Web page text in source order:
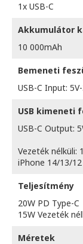
1x USB-C
Akkumulátor
10 000mAh
Bemeneti
USB-C Input:
USB kimeneti
USB-C Output:
Vezeték nélküli:
iPhone 14/13/
Teljesítmény
20W PD Type-C
15W Vezeték
Méretek